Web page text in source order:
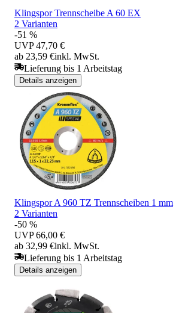
Klingspor Trennscheibe A 60 EX
2 Varianten
-51 %
UVP 47,70 €
ab 23,59 €inkl. MwSt.
Lieferung bis 1 Arbeitstag
Details anzeigen
Klingspor A 960 TZ Trennscheiben 1 mm
2 Varianten
-50 %
UVP 66,00 €
ab 32,99 €inkl. MwSt.
Lieferung bis 1 Arbeitstag
Details anzeigen